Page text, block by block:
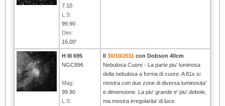
7.10
L.S:
99.90
Dim:
16.00'
H III 695
NGC896
Mag:
99.90
L.S:
Il30/10/2011 con Dobson 40cm
Nebulosa Cuore - La parte piu' luminosa
della nebulosa a forma di cuore. A 81x si
mostra con due zone di diversa luminosita'
e dimensione. La piu' grande e' piu' debole,
ma mostra irregolarita' di luce.